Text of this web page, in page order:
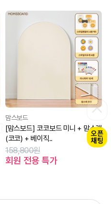
맘스보드
[맘스보드] 코코보드 미니 + 맘스랙
(코코) + 베이직..
158,800원
회원 전용 특가